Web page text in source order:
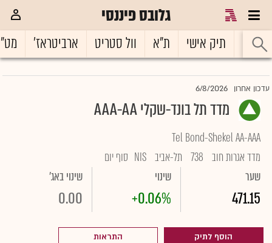
גלובס פיננסי
ראשי תיק אישי ת"א וול סטריט ארביטראז'
עדכון אחרון 6/8/2026
מדד תל בונד-שקלי AAA-AA
Tel Bond-Shekel AA-AAA
מדד אגרות חוב 738 תל-אביב NIS סוף יום
שער
471.15
שינוי
+0.06%
שינוי באג'
0.00
הוסף לתיק התראות